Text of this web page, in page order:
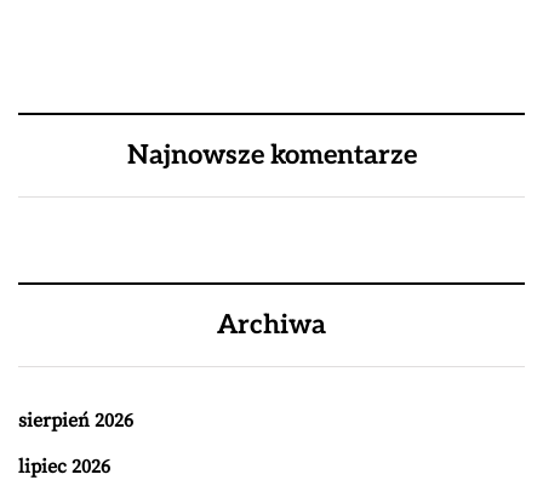
Najnowsze komentarze
Archiwa
sierpień 2026
lipiec 2026